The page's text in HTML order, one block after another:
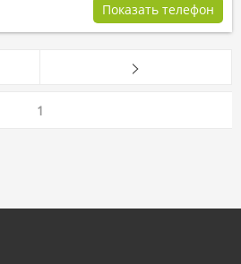
Показать телефон
1